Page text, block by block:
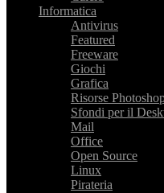
Informatica
Antivirus
Featured
Freeware
Giochi
Grafica
Risorse
Sfondi per il
Mail
Office
Open Source
Linux
Pirateria